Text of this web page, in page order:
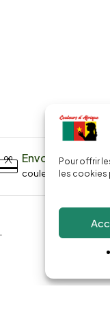
Pour offrir
les cookies
Envoyez un
.